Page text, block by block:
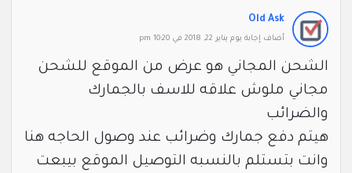
Old Ask
‫أضاف ‫‫إجابة يوم يناير 22, 2018 في 10:20 pm
الشحن المجاني هو عرض من الموقع للشحن
مجاني ملوش علاقه للاسف بالجمارك
والضرائب
هيتم دفع جمارك وضرائب عند وصول الحاجه هنا
وانت بتستلم بالنسبه التوصيل الموقع بيبعت